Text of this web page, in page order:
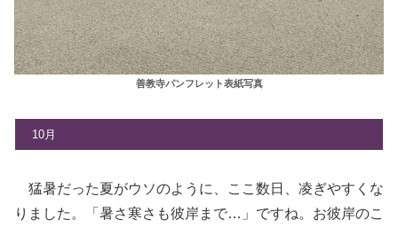
善教寺パンフレット表紙写真
10月
猛暑だった夏がウソのように、ここ数日、凌ぎやすくな
りました。「暑さ寒さも彼岸まで…」ですね。お彼岸のこ